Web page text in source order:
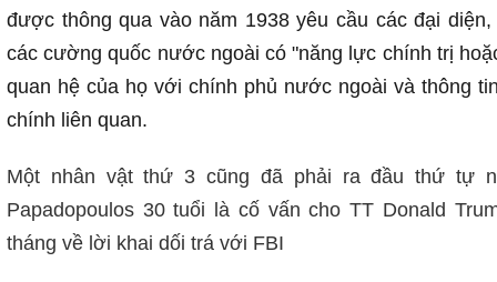
được thông qua vào năm 1938 yêu cầu các đại
các cường quốc nước ngoài có "năng lực chính trị
quan hệ của họ với chính phủ nước ngoài và thông
chính liên quan.
Một nhân vật thứ 3 cũng đã phải ra đầu thứ tự
Papadopoulos 30 tuổi là cố vấn cho TT Donald
tháng về lời khai dối trá với FBI